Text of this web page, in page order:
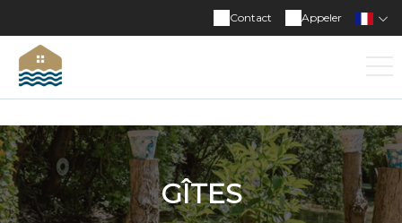
Appeler
Contact
GÎTES